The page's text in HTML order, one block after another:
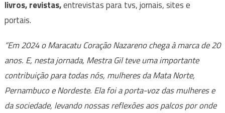
livros, revistas,entrevistas para tvs, jornais, sites e
portais.
“Em 2024 o Maracatu Coração Nazareno chega à marca de 20
anos. E, nesta jornada, Mestra Gil teve uma importante
contribuição para todas nós, mulheres da Mata Norte,
Pernambuco e Nordeste. Ela foi a porta-voz das mulheres e
da sociedade, levando nossas reflexões aos palcos por onde